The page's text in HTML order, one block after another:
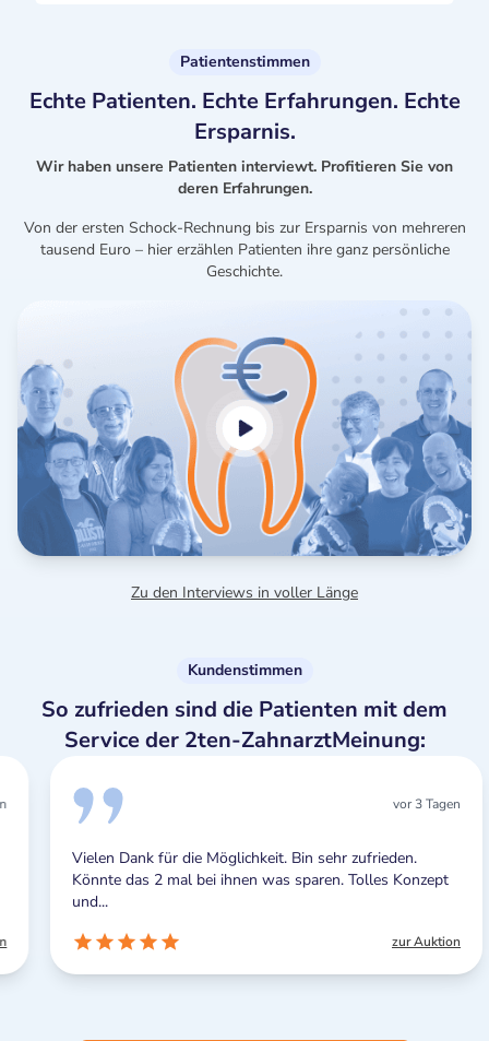
Patientenstimmen
Echte Patienten. Echte Erfahrungen. Echte
Ersparnis.
Wir haben unsere Patienten interviewt. Profitieren Sie von
deren Erfahrungen.
Von der ersten Schock-Rechnung bis zur Ersparnis von mehreren
tausend Euro – hier erzählen Patienten ihre ganz persönliche
Geschichte.
Zu den Interviews in voller Länge
Kundenstimmen
So zufrieden sind die Patienten mit dem
Service der 2ten-ZahnarztMeinung:
vor 3 Tagen
Vielen Dank für die Möglichkeit. Bin sehr zufrieden.
Könnte das 2 mal bei ihnen was sparen. Tolles Konzept
und...
zur Auktion